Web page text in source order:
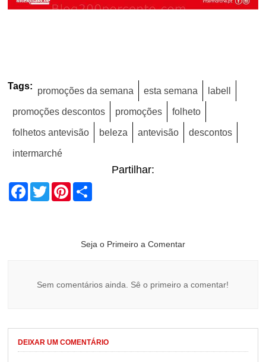
Tags: promoções da semana esta semana labell
promoções descontos promoções folheto
folhetos antevisão beleza antevisão descontos
intermarché
Partilhar:
Facebook
TwitterPinterest
Seja o Primeiro a Comentar
Sem comentários ainda. Sê o primeiro a comentar!
DEIXAR UM COMENTÁRIO